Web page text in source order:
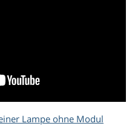
Lampe ohne Modul